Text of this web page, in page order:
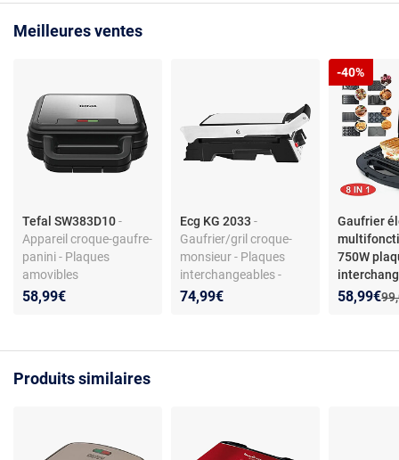
Meilleures ventes
Tefal SW383D10-
Appareil croque-gaufre-
panini - Plaques
amovibles
antiadhésives - 700 W -
58,99€
Ecg KG 2033-
Gaufrier/gril croque-
monsieur - Plaques
interchangeables -
Double thermostat -
74,99€
Gaufrier
750W
croque
Nouveau
58,99€
-40%
Produits similaires